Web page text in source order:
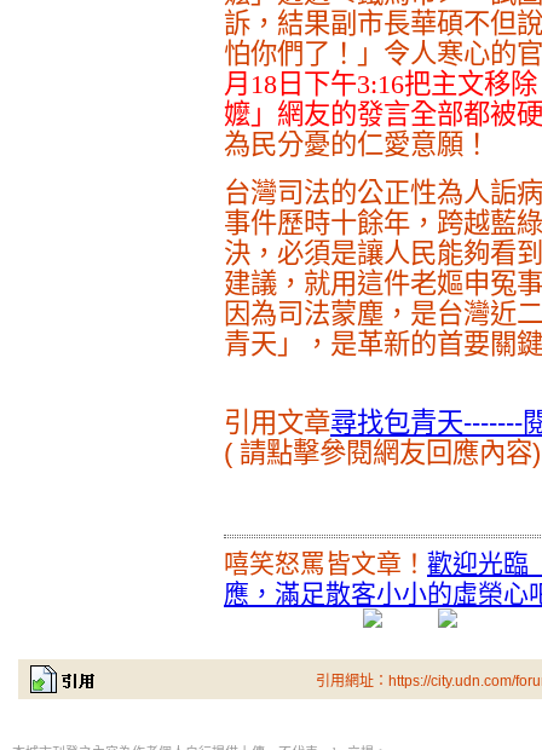
訴，結果副市長華碩不但
怕你們了！」令人寒心的
月 18 日 下午3:16把主文移
嬤」網友的發言全部都被
為民分憂的仁愛意願！
台灣司法的公正性為人詬
事件歷時十餘年，跨越藍
決，必須是讓人民能夠看
建議，就用這件老嫗申冤
因為司法蒙塵，是台灣近
青天」，是革新的首要關
引用文章尋找包青天-------
( 請點擊參閱網友回應內容)
嘻笑怒罵皆文章！ 歡迎光臨
應，滿足散客小小的虛榮心
引用網址：https://city.udn.com/